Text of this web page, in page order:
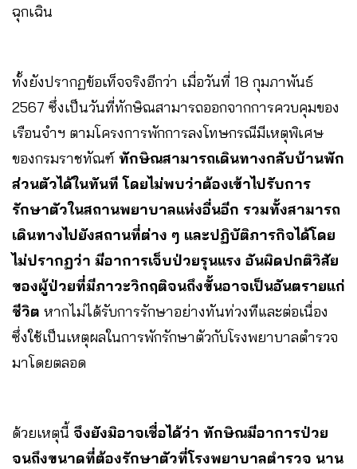
ฉุกเฉิน
ทั้งยังปรากฏข้อเท็จจริงอีกว่า เมื่อวันที่ 18 กุมภาพันธ์
2567 ซึ่งเป็นวันที่ทักษิณสามารถออกจากการควบคุมของ
เรือนจำฯ ตามโครงการพักการลงโทษกรณีมีเหตุพิเศษ
ของกรมราชทัณฑ์ ทักษิณสามารถเดินทางกลับบ้านพัก
ส่วนตัวได้ในทันที โดยไม่พบว่าต้องเข้าไปรับการ
รักษาตัวในสถานพยาบาลแห่งอื่นอีก รวมทั้งสามารถ
เดินทางไปยังสถานที่ต่าง ๆ และปฏิบัติภารกิจได้โดย
ไม่ปรากฏว่า มีอาการเจ็บป่วยรุนแรง อันผิดปกติวิสัย
ของผู้ป่วยที่มีภาวะวิกฤติจนถึงขั้นอาจเป็นอันตรายแก่
ชีวิต หากไม่ได้รับการรักษาอย่างทันท่วงทีและต่อเนื่อง
ซึ่งใช้เป็นเหตุผลในการพักรักษาตัวกับโรงพยาบาลตำรวจ
มาโดยตลอด
ด้วยเหตุนี้ จึงยังมิอาจเชื่อได้ว่า ทักษิณมีอาการป่วย
จนถึงขนาดที่ต้องรักษาตัวที่โรงพยาบาลตำรวจ นาน